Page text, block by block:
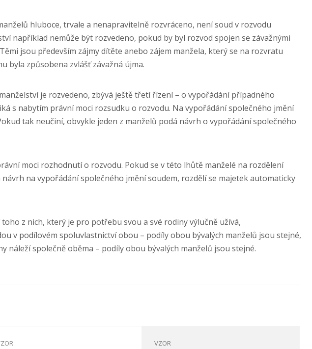
hluboce, trvale a nenapravitelně rozvráceno, není soud v rozvodu
například nemůže být rozvedeno, pokud by byl rozvod spojen se závažnými
jsou především zájmy dítěte anebo zájem manžela, který se na rozvratu
byla způsobena zvlášť závažná újma.
je rozvedeno, zbývá ještě třetí řízení – o vypořádání případného
s nabytím právní moci rozsudku o rozvodu. Na vypořádání společného jmění
tak neučiní, obvykle jeden z manželů podá návrh o vypořádání společného
moci rozhodnutí o rozvodu. Pokud se v této lhůtě manželé na rozdělení
na vypořádání společného jmění soudem, rozdělí se majetek automaticky
z nich, který je pro potřebu svou a své rodiny výlučně užívá,
podílovém spoluvlastnictví obou – podíly obou bývalých manželů jsou stejné,
společně oběma – podíly obou bývalých manželů jsou stejné.
VZOR